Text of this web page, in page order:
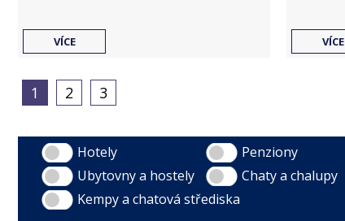
VÍCE VÍCE
1 2 3
Hotely Penziony
Ubytovny a hostely
Chaty a chalupy
Kempy a chatová střediska